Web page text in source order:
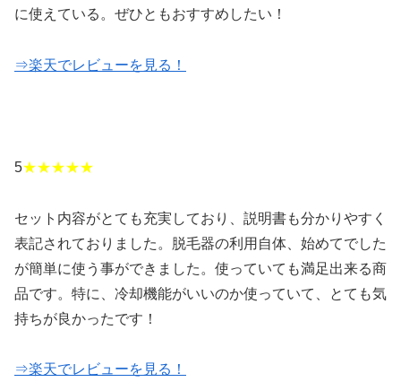
に使えている。ぜひともおすすめしたい！
⇒楽天でレビューを見る！
5★★★★★
セット内容がとても充実しており、説明書も分かりやすく
表記されておりました。脱毛器の利用自体、始めてでした
が簡単に使う事ができました。使っていても満足出来る商
品です。特に、冷却機能がいいのか使っていて、とても気
持ちが良かったです！
⇒楽天でレビューを見る！